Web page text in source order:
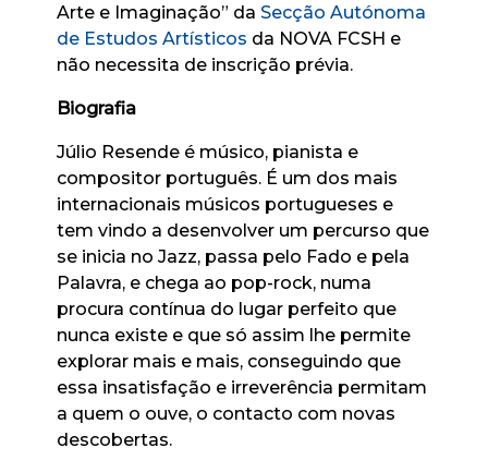
Arte e Imaginação” daSecção Autónoma
de Estudos Artísticos da NOVA FCSH e
não necessita de inscrição prévia.
Biografia
Júlio Resende é músico, pianista e
compositor português. É um dos mais
internacionais músicos portugueses e
tem vindo a desenvolver um percurso que
se inicia no Jazz, passa pelo Fado e pela
Palavra, e chega ao pop-rock, numa
procura contínua do lugar perfeito que
nunca existe e que só assim lhe permite
explorar mais e mais, conseguindo que
essa insatisfação e irreverência permitam
a quem o ouve, o contacto com novas
descobertas.